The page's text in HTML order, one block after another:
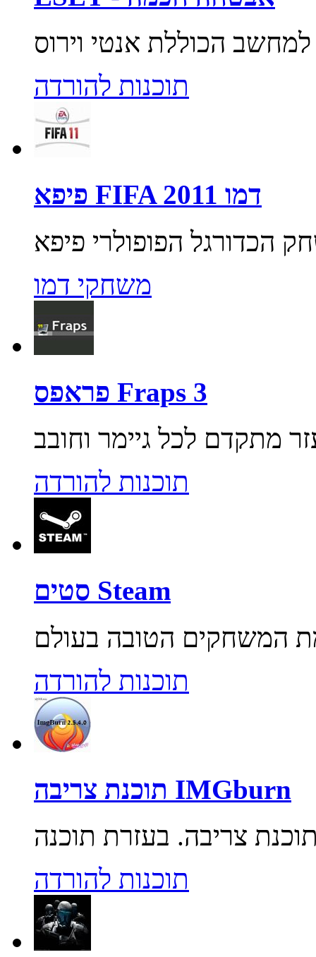
תוכנות להורדה
פיפא FIFA 2011 דמו
משחקי דמו
פראפס Fraps 3
תוכנות להורדה
סטים Steam
תוכנות להורדה
תוכנת צריבה IMGburn
תוכנות להורדה